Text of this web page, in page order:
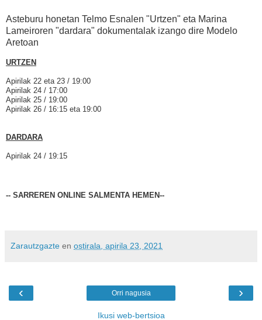
Asteburu honetan Telmo Esnalen "Urtzen" eta Marina
Lameiroren "dardara" dokumentalak izango dire Modelo
Aretoan
URTZEN
Apirilak 22 eta 23 / 19:00
Apirilak 24 / 17:00
Apirilak 25 / 19:00
Apirilak 26 / 16:15 eta 19:00
DARDARA
Apirilak 24 / 19:15
-- SARREREN ONLINE SALMENTA HEMEN--
Zarautzgazte en ostirala, apirila 23, 2021
‹ ›
Orri nagusia
Ikusi web-bertsioa